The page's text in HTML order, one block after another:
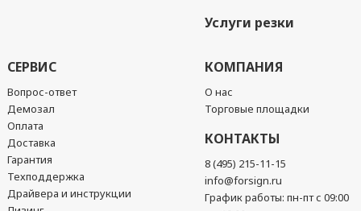
Услуги резки
СЕРВИС
Вопрос-ответ
Демозал
Оплата
Доставка
Гарантия
Техподдержка
Драйвера и инструкции
КОМПАНИЯ
О нас
Торговые площадки
КОНТАКТЫ
8 (495) 215-11-15
info@forsign.ru
График работы: пн-пт с 09:00